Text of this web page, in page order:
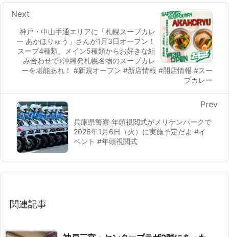
神戸・中山手通エリアに「札幌スープカレ
ー あかほりゅう」さんが1月3日オープン！
スープ4種類、メイン5種類からお好きな組
み合わせで♪沖縄発札幌名物のスープカレ
ーを堪能あれ！ #新規オープン #新店情報 #開店情報 #スー
プカレー
Next
兵庫県警察 年頭視閲式がメリケンパークで
2026年1月6日（火）に実施予定だよ #イ
ベント #年頭視閲式
Prev
関連記事